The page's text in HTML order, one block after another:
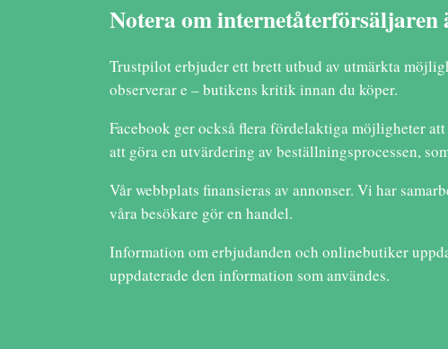
Notera om internetåterförsäljaren
Trustpilot erbjuder ett brett utbud av utmärkta
observerar e – butikens kritik innan du köper.
Facebook ger också flera fördelaktiga möjligheter
att göra en utvärdering av beställningsprocessen,
Vår webbplats finansieras av annonser. Vi har
våra besökare gör en handel.
Information om erbjudanden och onlinebutiker
uppdaterade den information som användes.